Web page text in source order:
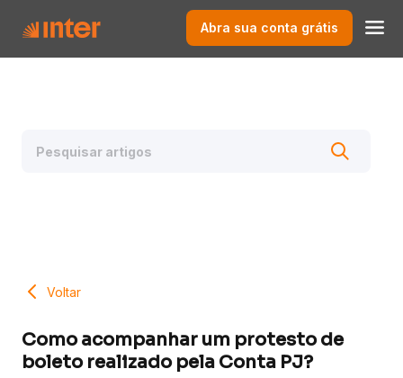
Abra sua conta grátis
Voltar
Como acompanhar um protesto de
boleto realizado pela Conta PJ?